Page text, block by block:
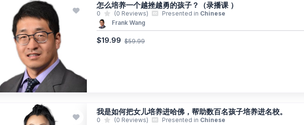
怎么培养一个越挫越勇的孩子？（录播课 ）
0 (0 Reviews) Presented in Chinese
Frank Wang
$19.99 $59.99
我是如何把女儿培养进哈佛，帮助数百名孩子培养进名校。
0 (0 Reviews) Presented in Chinese